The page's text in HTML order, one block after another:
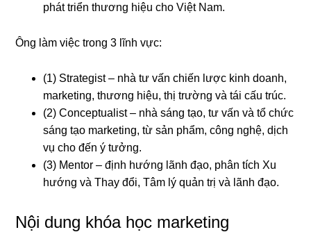
phát triển thương hiệu cho Việt Nam.
Ông làm việc trong 3 lĩnh vực:
(1) Strategist – nhà tư vấn chiến lược kinh doanh,
marketing, thương hiệu, thị trường và tái cấu trúc.
(2) Conceptualist – nhà sáng tạo, tư vấn và tổ chức
sáng tạo marketing, từ sản phẩm, công nghệ, dịch
vụ cho đến ý tưởng.
(3) Mentor – định hướng lãnh đạo, phân tích Xu
hướng và Thay đổi, Tâm lý quản trị và lãnh đạo.
Nội dung khóa học marketing